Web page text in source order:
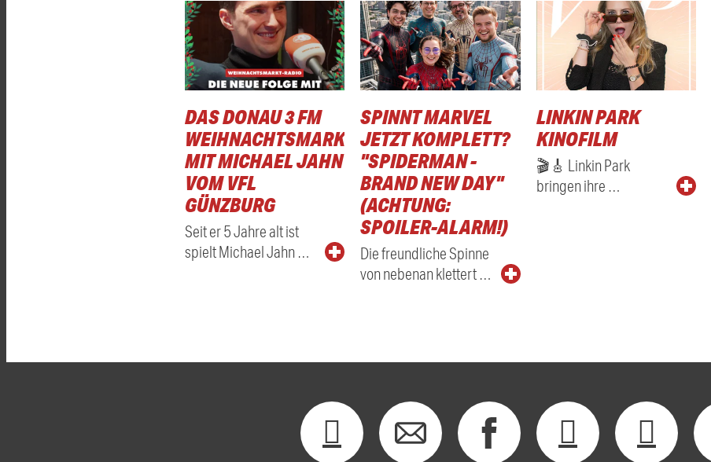
DAS DONAU 3 FM
WEIHNACHTSMARKTRADIO
MIT MICHAEL JAHN
VOM VFL
GÜNZBURG
Seit er 5 Jahre alt ist
spielt Michael Jahn …
SPINNT MARVEL
JETZT KOMPLETT?
"SPIDERMAN -
BRAND NEW DAY"
(ACHTUNG:
SPOILER-ALARM!)
Die freundliche Spinne
von nebenan klettert …
LINKIN PARK
KINOFILM
🎬🎸 Linkin Park
bringen ihre …